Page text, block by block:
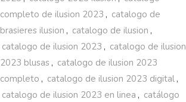
completo de ilusion 2023 , catalogo de
brasieres ilusion , catalogo de ilusion ,
catalogo de ilusion 2023 , catalogo de ilusion
2023 blusas , catalogo de ilusion 2023
completo , catalogo de ilusion 2023 digital ,
catalogo de ilusion 2023 en linea , catálogo